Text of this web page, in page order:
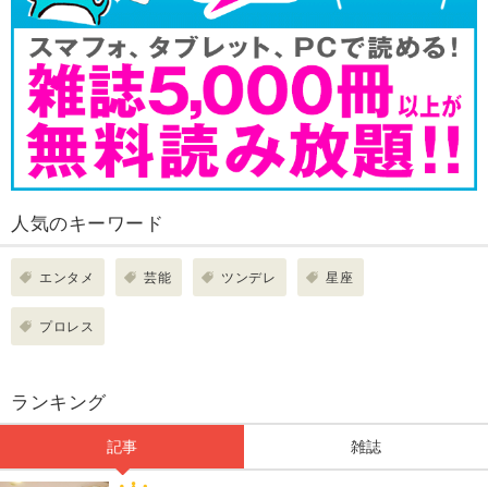
人気のキーワード
エンタメ 芸能 ツンデレ 星座
プロレス
ランキング
記事 雑誌